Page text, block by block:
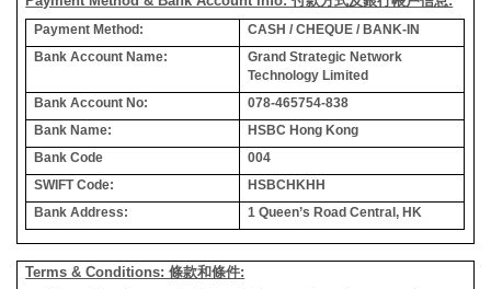
Payment Method:
CASH / CHEQUE / BANK-IN
Bank Account Name:
Grand Strategic Network
Technology Limited
Bank Account No:
078-465754-838
Bank Name:
HSBC Hong Kong
Bank Code
004
SWIFT Code:
HSBCHKHH
Bank Address:
1 Queen’s Road Central, HK
Terms & Conditions: 條款和條件: